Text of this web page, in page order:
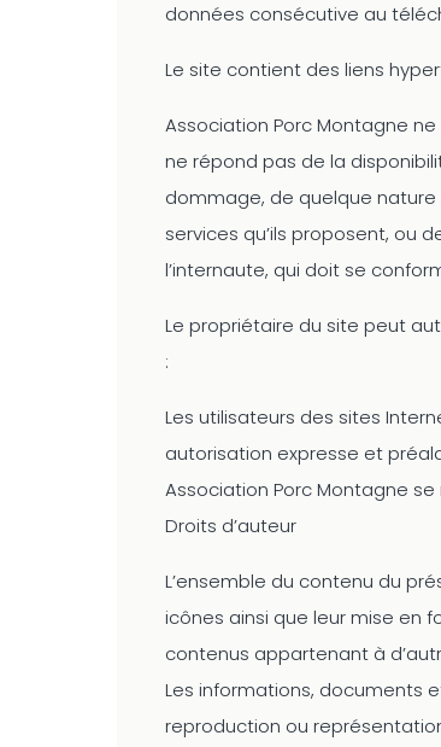
données consécutive au
Le site contient des liens
Association Porc Montagne
ne répond pas de la
dommage, de quelque
services qu’ils proposent, ou
l’internaute, qui doit se
Le propriétaire du site peut
:
Les utilisateurs des sites
autorisation expresse et
Association Porc Montagne
Droits d’auteur
L’ensemble du contenu du
icônes ainsi que leur mise en
contenus appartenant à
Les informations, documents
reproduction ou